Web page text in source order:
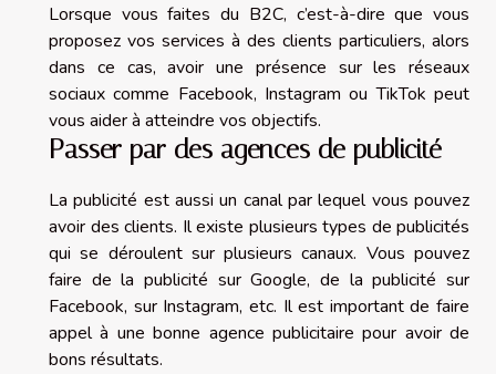
Lorsque vous faites du B2C, c’est-à-dire que vous
proposez vos services à des clients particuliers, alors
dans ce cas, avoir une présence sur les réseaux
sociaux comme Facebook, Instagram ou TikTok peut
vous aider à atteindre vos objectifs.
Passer par des agences de publicité
La publicité est aussi un canal par lequel vous pouvez
avoir des clients. Il existe plusieurs types de publicités
qui se déroulent sur plusieurs canaux. Vous pouvez
faire de la publicité sur Google, de la publicité sur
Facebook, sur Instagram, etc. Il est important de faire
appel à une bonne agence publicitaire pour avoir de
bons résultats.